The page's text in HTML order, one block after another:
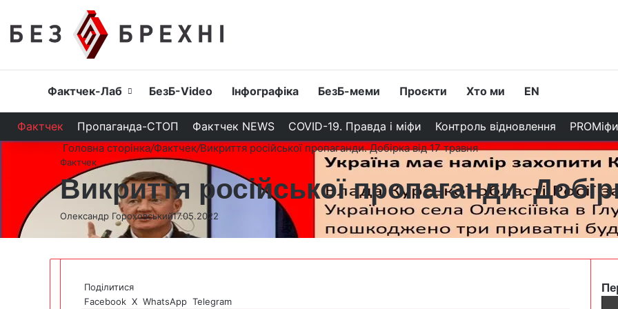
Головна
Фактчек-Лаб БезБ-Video Інфографіка БезБ-меми Проєкти Хто ми EN
Фактчек Пропаганда-СТОП Фактчек NEWS COVID-19. Правда і міфи Контроль відновлення PROМіфи
Головна сторінка/Фактчек/Викриття російської пропаганди. Добірка від 17 травня
Фактчек
Викриття російської пропаганди.
Олександр Гороховський17.05.2022
Поділитися
Facebook X WhatsApp Telegram